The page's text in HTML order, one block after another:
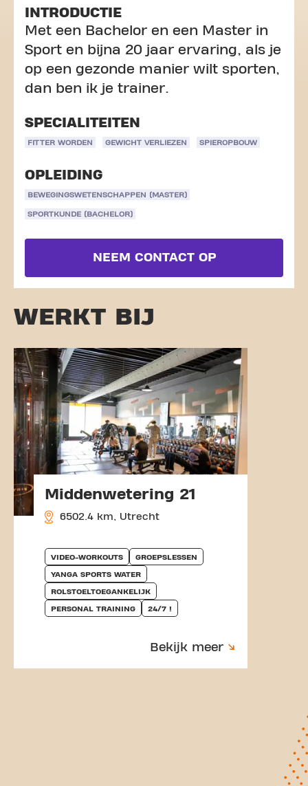
INTRODUCTIE
Met een Bachelor en een Master in
Sport en bijna 20 jaar ervaring, als je
op een gezonde manier wilt sporten,
dan ben ik je trainer.
SPECIALITEITEN
FITTER WORDEN GEWICHT VERLIEZEN SPIEROPBOUW
OPLEIDING
BEWEGINGSWETENSCHAPPEN (MASTER)
SPORTKUNDE (BACHELOR)
NEEM CONTACT OP
WERKT BIJ
Middenwetering 21
6502.4 km, Utrecht
VIDEO-WORKOUTS GROEPSLESSEN
YANGA SPORTS WATER
ROLSTOELTOEGANKELIJK
PERSONAL TRAINING 24/7 !
Bekijk meer